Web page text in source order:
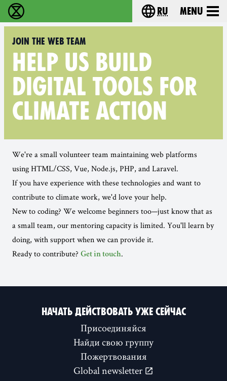
Extinction Rebellion - Home Choose your
ru Menu
Join the Web Team
HELP US BUILD
DIGITAL TOOLS FOR
CLIMATE ACTION
We're a small volunteer team maintaining web platforms
using HTML/CSS, Vue, Node.js, PHP, and Laravel.
If you have experience with these technologies and want to
contribute to climate work, we'd love your help.
New to coding? We welcome beginners too—just know that as
a small team, our mentoring capacity is limited. You'll learn by
doing, with support when we can provide it.
Ready to contribute? Get in touch.
НАЧАТЬ ДЕЙСТВОВАТЬ УЖЕ СЕЙЧАС
Присоединяйся
Найди свою группу
Пожертвования
Global newsletter